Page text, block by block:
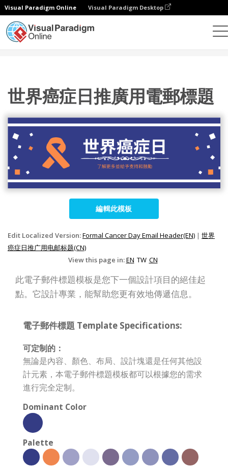
Visual Paradigm Online Visual Paradigm Desktop
世界癌症日推廣用電郵標題
編輯此模板
Edit Localized Version:Formal Cancer Day Email Header(EN) | 世界
癌症日推广用电邮标题(CN)
View this page in:EN TW CN
此電子郵件標題模板是您下一個設計項目的絕佳起
點。它設計專業，能幫助您更有效地傳遞信息。
電子郵件標題 Template Specifications:
可定制的：
無論是內容、顏色、布局、設計塊還是任何其他設
計元素，本電子郵件標題模板都可以根據您的需求
進行完全定制。
Dominant Color
Palette